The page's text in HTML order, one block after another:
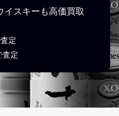
イスキーも高価買取
定
査定